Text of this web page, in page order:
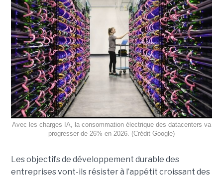
Avec les charges IA, la consommation électrique des datacenters va
progresser de 26% en 2026. (Crédit Google)
Les objectifs de développement durable des
entreprises vont-ils résister à l’appétit croissant des